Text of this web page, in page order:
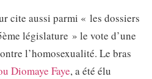
cite aussi parmi « les dossiers
législature » le vote d’une
l’homosexualité. Le bras
Diomaye Faye, a été élu